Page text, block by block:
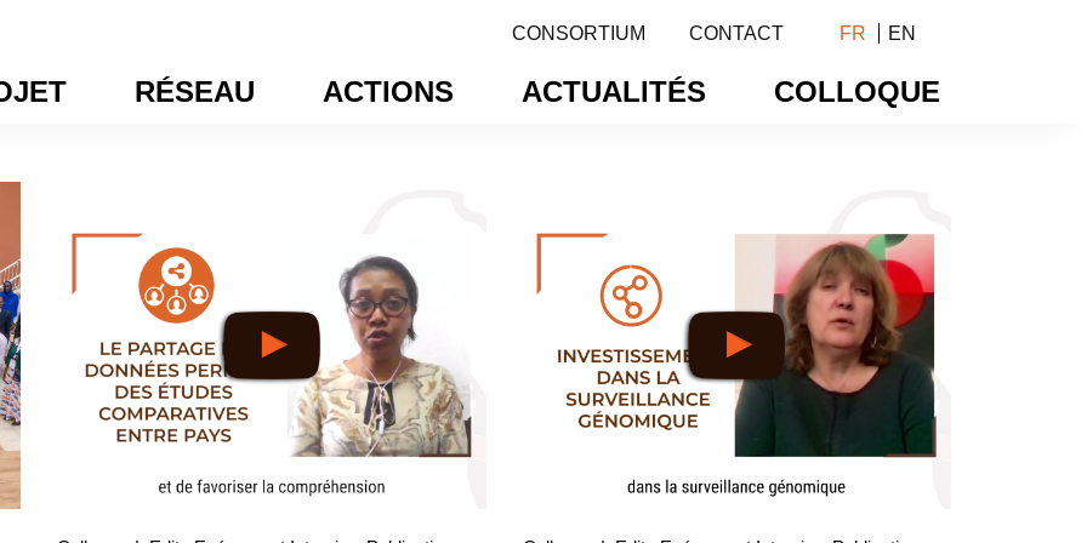
CONSORTIUM CONTACT FR EN
RÉSEAU ACTIONS ACTUALITÉS COLLOQUE